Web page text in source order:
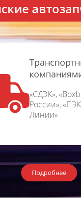
«СДЭК»,
России»,
Линии»
Подробнее